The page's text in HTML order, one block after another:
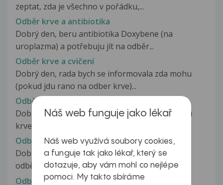
zeptat, zda je všechno v pořádku,...
Odběr krve a antibiotika
Dobrý den, beru antibiotika Doxybene (na
uroplazma) a potřebuju jít na odběr...
Odběr krve a cvičení
Dobrý den, rada bych se informovala zda mohu
(pokud jdu rano na odber krve)...
Odběr krve a infekce
Dobrý den, jsem těhotná a byla jsem na odběru
krve v odběrovém centru. Normálně...
Odběr krve a léky
Dobrý den,chtěla jsem se vás zeptat,jestli při
odběru krve brát prášek nebo...
Odběr krve a léky
Náš web funguje jako lékař
Náš web využívá soubory cookies,
a funguje tak jako lékař, který se
dotazuje, aby vám mohl co nejlépe
pomoci. My takto sbíráme